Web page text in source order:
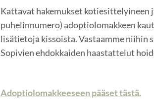
Kattavat hakemukset
puhelinnumero) adoptiolomakkeen
lisätietoja kissoista. Vastaamme niihin
Sopivien ehdokkaiden haastattelut
Adoptiolomakkeeseen pääset tästä.